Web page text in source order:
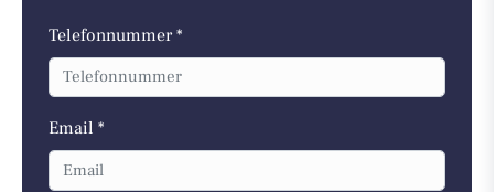
Telefonnummer *
Email *